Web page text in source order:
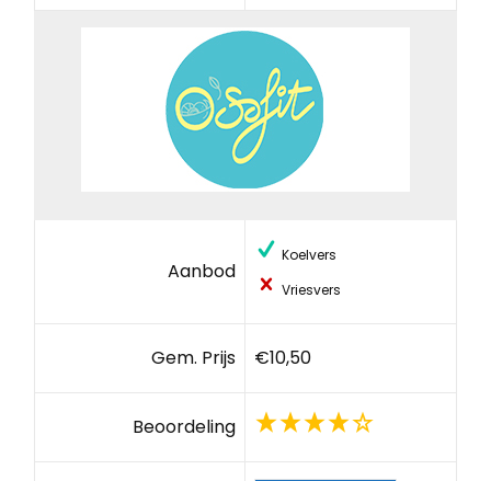
Aanbod
Koelvers
Vriesvers
Gem. Prijs €10,50
Beoordeling